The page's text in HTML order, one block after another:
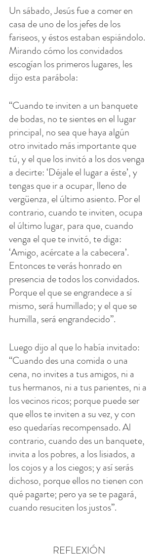
Un sábado, Jesús fue a comer en
casa de uno de los jefes de los
fariseos, y éstos estaban espiándolo.
Mirando cómo los convidados
escogían los primeros lugares, les
dijo esta parábola:
“Cuando te inviten a un banquete
de bodas, no te sientes en el lugar
principal, no sea que haya algún
otro invitado más importante que
tú, y el que los invitó a los dos venga
a decirte: ‘Déjale el lugar a éste’, y
tengas que ir a ocupar, lleno de
vergüenza, el último asiento. Por el
contrario, cuando te inviten, ocupa
el último lugar, para que, cuando
venga el que te invitó, te diga:
‘Amigo, acércate a la cabecera’.
Entonces te verás honrado en
presencia de todos los convidados.
Porque el que se engrandece a sí
mismo, será humillado; y el que se
humilla, será engrandecido”.
Luego dijo al que lo había invitado:
“Cuando des una comida o una
cena, no invites a tus amigos, ni a
tus hermanos, ni a tus parientes, ni a
los vecinos ricos; porque puede ser
que ellos te inviten a su vez, y con
eso quedarías recompensado. Al
contrario, cuando des un banquete,
invita a los pobres, a los lisiados, a
los cojos y a los ciegos; y así serás
dichoso, porque ellos no tienen con
qué pagarte; pero ya se te pagará,
cuando resuciten los justos”.
REFLEXIÓN